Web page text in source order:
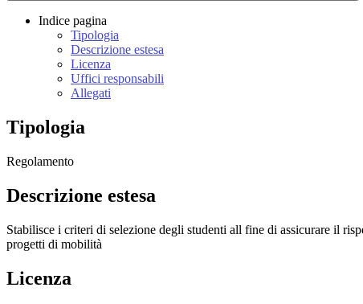
Indice pagina
Tipologia
Descrizione estesa
Licenza
Uffici responsabili
Allegati
Tipologia
Regolamento
Descrizione estesa
Stabilisce i criteri di selezione degli studenti all fine di assicurare il
progetti di mobilità
Licenza